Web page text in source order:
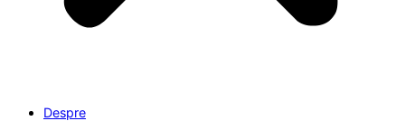
Despre